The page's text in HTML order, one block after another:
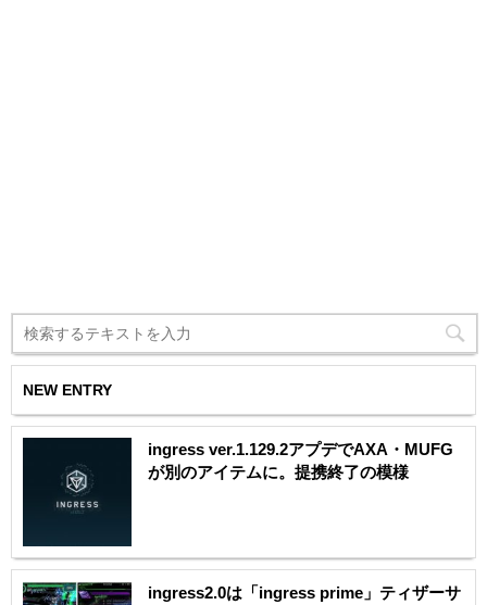
NEW ENTRY
ingress ver.1.129.2アプデでAXA・MUFG
が別のアイテムに。提携終了の模様
ingress2.0は「ingress prime」ティザーサ